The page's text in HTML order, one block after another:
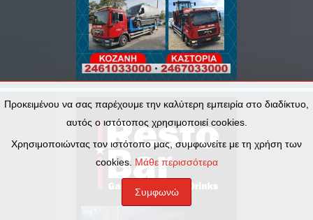
Προκειμένου να σας παρέχουμε την καλύτερη εμπειρία στο διαδίκτυο,
αυτός ο ιστότοπος χρησιμοποιεί cookies.
Χρησιμοποιώντας τον ιστότοπο μας, συμφωνείτε με τη χρήση των
cookies. Μάθε περισσότερα
Συμφωνώ